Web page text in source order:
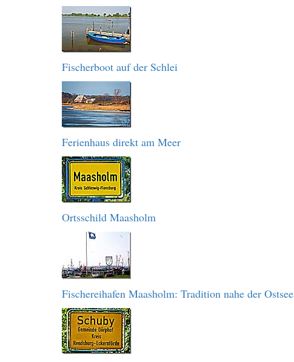
Fischerboot auf der Schlei
Ferienhaus direkt am Meer
Ortsschild Maasholm
Fischereihafen Maasholm: Tradition nahe der Ostsee